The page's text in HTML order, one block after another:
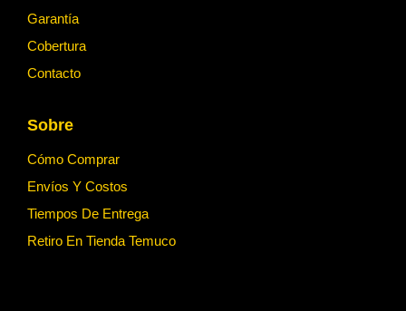
Garantía
Cobertura
Contacto
Sobre
Cómo Comprar
Envíos Y Costos
Tiempos De Entrega
Retiro En Tienda Temuco